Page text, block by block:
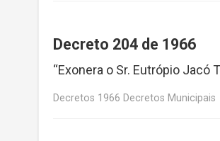
Decreto 204 de 1966
“Exonera o Sr. Eutrópio
Decretos 1966 Decretos Municipais